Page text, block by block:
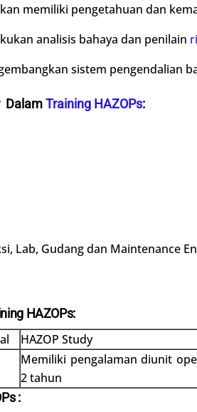
memiliki pengetahuan dan
analisis bahaya dan penilain
sistem pengendalian
DalamTraining HAZOPs:
Lab, Gudang dan Maintenance
HAZOPs:
HAZOP Study
Memiliki pengalaman diunit
2 tahun
: